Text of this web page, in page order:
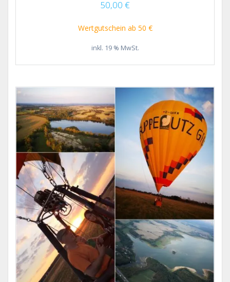
50,00 €
Wertgutschein ab 50 €
inkl. 19 % MwSt.